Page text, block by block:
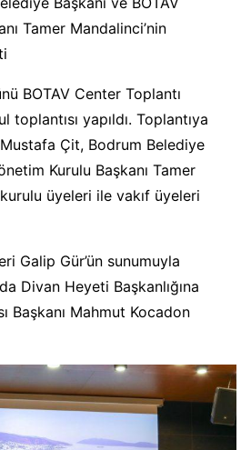
Tamer Mandalinci’nin
BOTAV Center Toplantı
toplantısı yapıldı. Toplantıya
Çit, Bodrum Belediye
Kurulu Başkanı Tamer
üyeleri ile vakıf üyeleri
Galip Gür’ün sunumuyla
Divan Heyeti Başkanlığına
Başkanı Mahmut Kocadon